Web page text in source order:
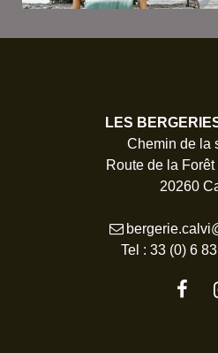
LES
Chemin de la
Route de la
20260
Tel : 33 (0) 6